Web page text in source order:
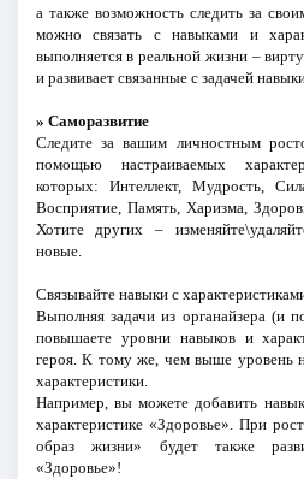
а также возможность следить за
можно связать с навыками и
выполняется в реальной жизни –
и развивает связанные с задачей
» Саморазвитие
Следите за вашим личностным
помощью настраиваемых
которых: Интеллект, Мудрость,
Восприятие, Память, Харизма,
Хотите других –
новые.
Связывайте навыки с
Выполняя задачи из органайзера (и
повышаете уровни навыков и
героя. К тому же, чем выше уровень
характеристики.
Например, вы можете добавить
характеристике «Здоровье». При
образ жизни» будет также
«Здоровье»!